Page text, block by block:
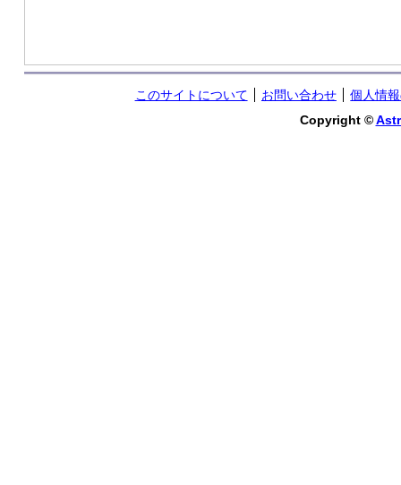
このサイトについて お問い合わせ
個人情
Copyright ©